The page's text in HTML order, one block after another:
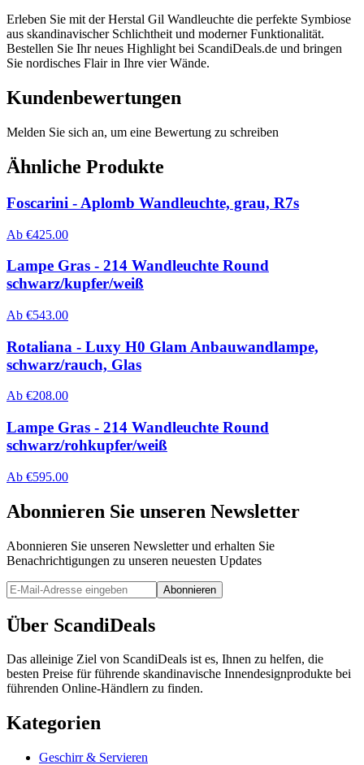
Erleben Sie mit der Herstal Gil Wandleuchte die perfekte Symbiose
aus skandinavischer Schlichtheit und moderner Funktionalität.
Bestellen Sie Ihr neues Highlight bei ScandiDeals.de und bringen
Sie nordisches Flair in Ihre vier Wände.
Kundenbewertungen
Melden Sie sich an, um eine Bewertung zu schreiben
Ähnliche Produkte
Foscarini - Aplomb Wandleuchte, grau, R7s
Ab €425.00
Lampe Gras - 214 Wandleuchte Round
schwarz/kupfer/weiß
Ab €543.00
Rotaliana - Luxy H0 Glam Anbauwandlampe,
schwarz/rauch, Glas
Ab €208.00
Lampe Gras - 214 Wandleuchte Round
schwarz/rohkupfer/weiß
Ab €595.00
Abonnieren Sie unseren Newsletter
Abonnieren Sie unseren Newsletter und erhalten Sie
Benachrichtigungen zu unseren neuesten Updates
Abonnieren
Über ScandiDeals
Das alleinige Ziel von ScandiDeals ist es, Ihnen zu helfen, die
besten Preise für führende skandinavische Innendesignprodukte bei
führenden Online-Händlern zu finden.
Kategorien
Geschirr & Servieren